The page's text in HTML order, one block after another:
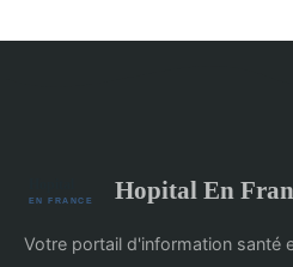
Hopital En
Votre portail d'information santé